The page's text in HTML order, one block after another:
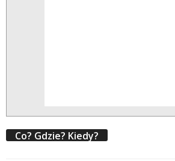
Co? Gdzie? Kiedy?